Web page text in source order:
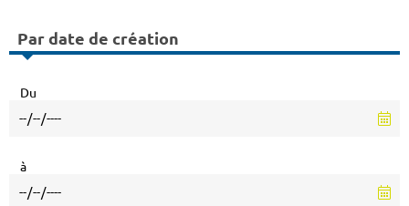
Par date de création
Du
à